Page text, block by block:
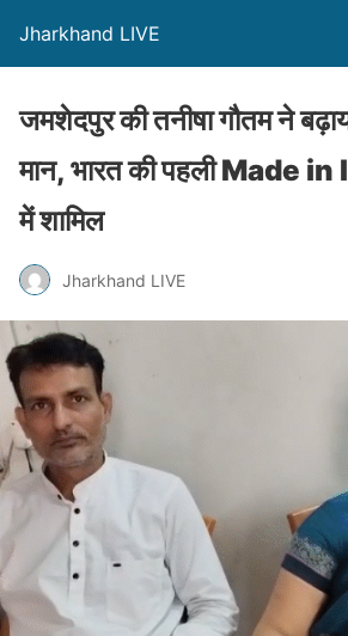
Jharkhand LIVE
जमशेदपुर की तनीषा गौतम ने
मान, भारत की पहली Made in
में शामिल
Jharkhand LIVE